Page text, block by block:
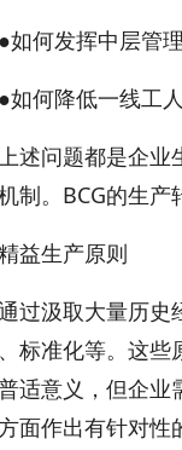
发挥中层管理
降低一线工人
问题都是企业生
制。BCG的生产
生产原则
汲取大量历史经
标准化等。这些
适意义，但企业
面作出有针对性